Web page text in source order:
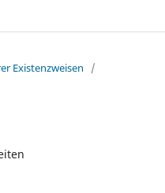
Existenzweisen
/